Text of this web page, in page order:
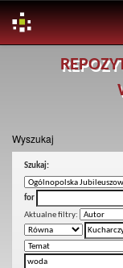
Wyszukaj
Szukaj:
for
Aktualne filtry: